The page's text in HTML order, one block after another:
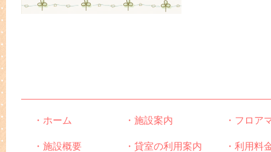
・ホーム
・施設概要
・施設案内
・貸室の利用案内
・フロア
・利用料